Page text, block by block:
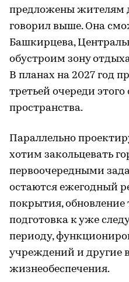
предложены жителям
говорил выше. Она
Башкирцева,
обустроим зону
В планах на 2027 год
третьей очереди
пространства.
Параллельно
хотим закольцевать
первоочередными
остаются ежегодный
покрытия, обновление
подготовка к уже
периоду,
учреждений и другие
жизнеобеспечения.